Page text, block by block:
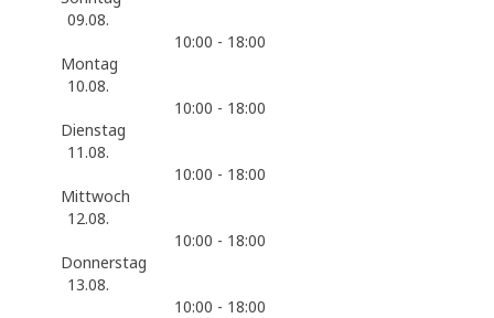
09.08.
10:00 - 18:00
Montag
10.08.
10:00 - 18:00
Dienstag
11.08.
10:00 - 18:00
Mittwoch
12.08.
10:00 - 18:00
Donnerstag
13.08.
10:00 - 18:00